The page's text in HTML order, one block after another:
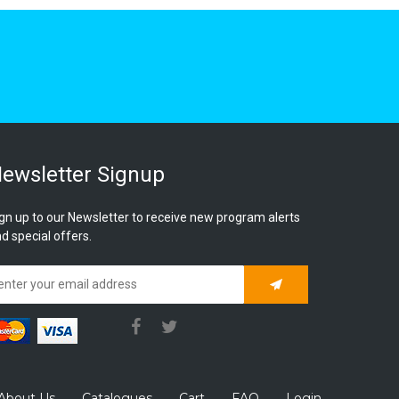
Signup
up to our Newsletter to receive new program alerts
special offers.
Subscribe